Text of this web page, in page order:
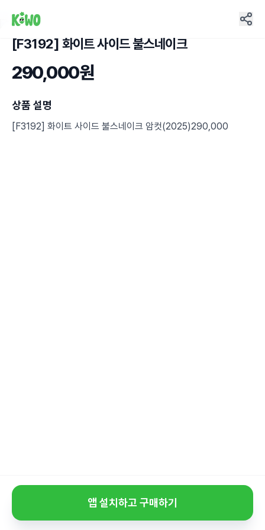
[F3192] 화이트 사이드 불스네이크
290,000원
상품 설명
[F3192] 화이트 사이드 불스네이크 암컷(2025)290,000
앱 설치하고 구매하기